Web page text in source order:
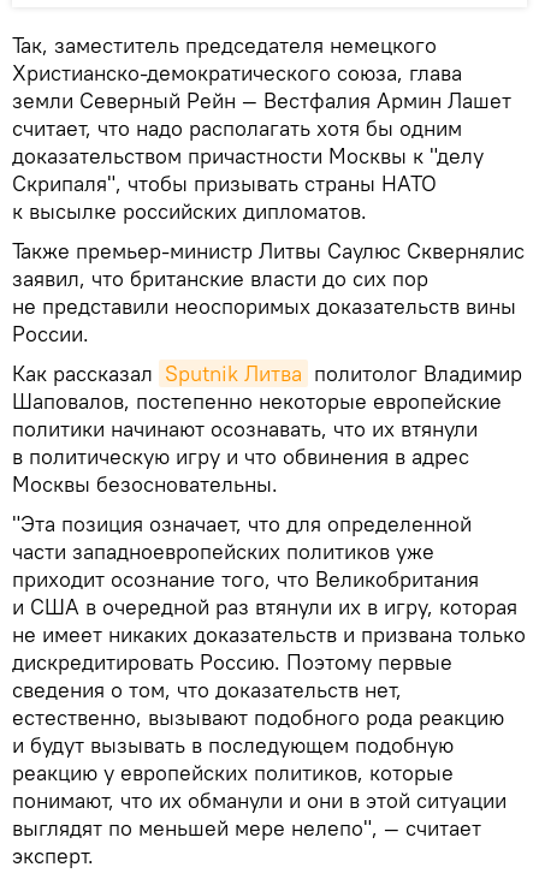
Так, заместитель председателя немецкого
Христианско-демократического союза, глава
земли Северный Рейн — Вестфалия Армин Лашет
считает, что надо располагать хотя бы одним
доказательством причастности Москвы к "делу
Скрипаля", чтобы призывать страны НАТО
к высылке российских дипломатов.
Также премьер-министр Литвы Саулюс Сквернялис
заявил, что британские власти до сих пор
не представили неоспоримых доказательств вины
России.
Как рассказал Sputnik Литва политолог Владимир
Шаповалов, постепенно некоторые европейские
политики начинают осознавать, что их втянули
в политическую игру и что обвинения в адрес
Москвы безосновательны.
"Эта позиция означает, что для определенной
части западноевропейских политиков уже
приходит осознание того, что Великобритания
и США в очередной раз втянули их в игру, которая
не имеет никаких доказательств и призвана только
дискредитировать Россию. Поэтому первые
сведения о том, что доказательств нет,
естественно, вызывают подобного рода реакцию
и будут вызывать в последующем подобную
реакцию у европейских политиков, которые
понимают, что их обманули и они в этой ситуации
выглядят по меньшей мере нелепо", — считает
эксперт.